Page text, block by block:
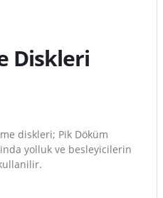
Diskleri
diskleri; Pik Döküm
yolluk ve besleyicilerin